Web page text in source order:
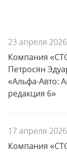
23 апреля 2026
Компания
Петросян
«Альфа-Авто:
редакция 6»
17 апреля 2026
Компания